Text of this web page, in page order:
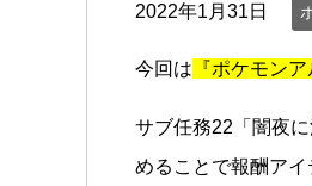
2022年1月31日
今回は 『ポケモン
サブ任務22「闇夜
めることで報酬アイ